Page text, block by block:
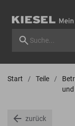
Start Teile
zurück